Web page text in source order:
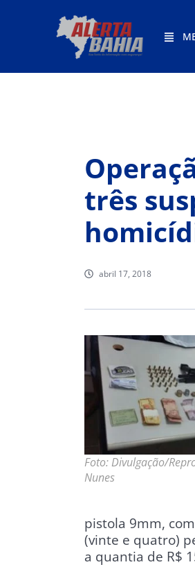
três
abril 17, 2018
Foto: Divulgação/
Nunes
pistola 9mm,
(vinte e quatro)
a quantia de R$